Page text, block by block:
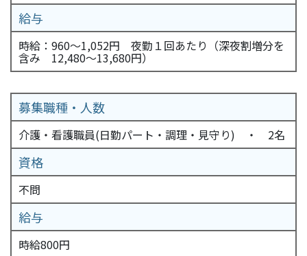
給与
時給：960～1,052円 夜勤１回あたり（深夜割増分を
含み 12,480～13,680円）
募集職種・人数
介護・看護職員(日勤パート・調理・見守り) ・ 2名
資格
不問
給与
時給800円